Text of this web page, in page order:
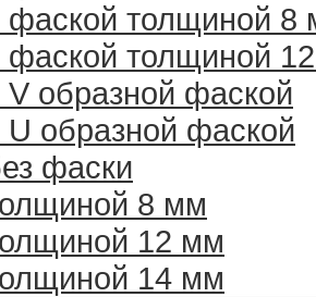
фаской толщиной 8
фаской толщиной
образной фаской
образной фаской
фаски
8 мм
12 мм
14 мм